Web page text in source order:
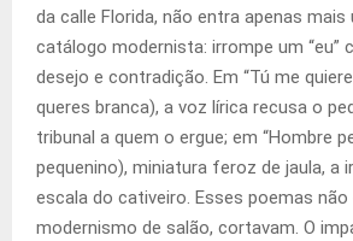
da calle Florida, não entra apenas mais
catálogo modernista: irrompe um “eu”
desejo e contradição. Em “Tú me
queres branca), a voz lírica recusa o
tribunal a quem o ergue; em “Hombre
pequenino), miniatura feroz de jaula, a
escala do cativeiro. Esses poemas
modernismo de salão, cortavam. O